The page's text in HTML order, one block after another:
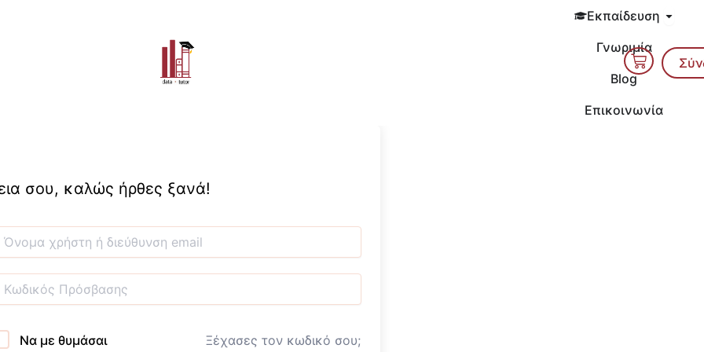
Εκπαίδευση Open
Γνωριμία
Blog
Επικοινωνία
Cart
σου, καλώς ήρθες ξανά!
Να με θυμάσαι Ξέχασες τον κωδικό σου;